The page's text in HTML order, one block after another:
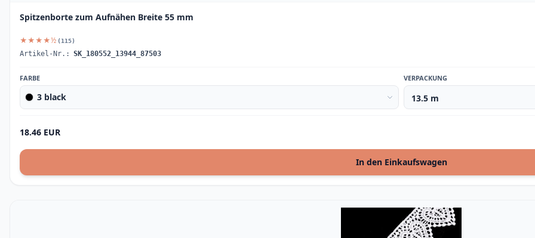
Spitzenborte zum Aufnähen Breite 55 mm
★★★★½ (115)
Artikel-Nr.: SK_180552_13944_87503
FARBE
3 black
VERPACKUNG
18.46 EUR
In den Einkaufswagen